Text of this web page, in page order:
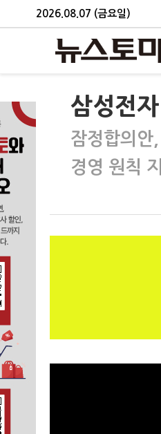
2026.08.07 (금요일)
삼성전
잠정합의안,
경영 원칙